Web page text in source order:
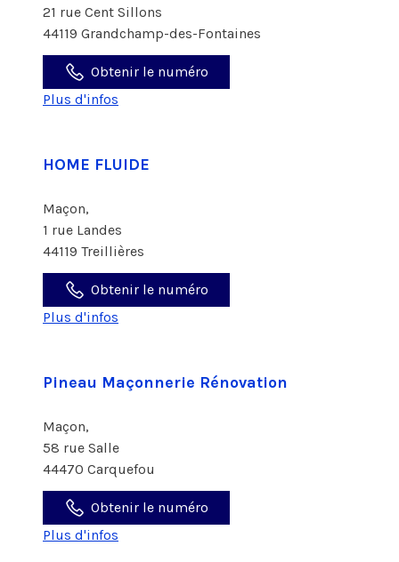
21 rue Cent Sillons
44119 Grandchamp-des-Fontaines
Obtenir le numéro
Plus d'infos
HOME FLUIDE
Maçon,
1 rue Landes
44119 Treillières
Obtenir le numéro
Plus d'infos
Pineau Maçonnerie Rénovation
Maçon,
58 rue Salle
44470 Carquefou
Obtenir le numéro
Plus d'infos